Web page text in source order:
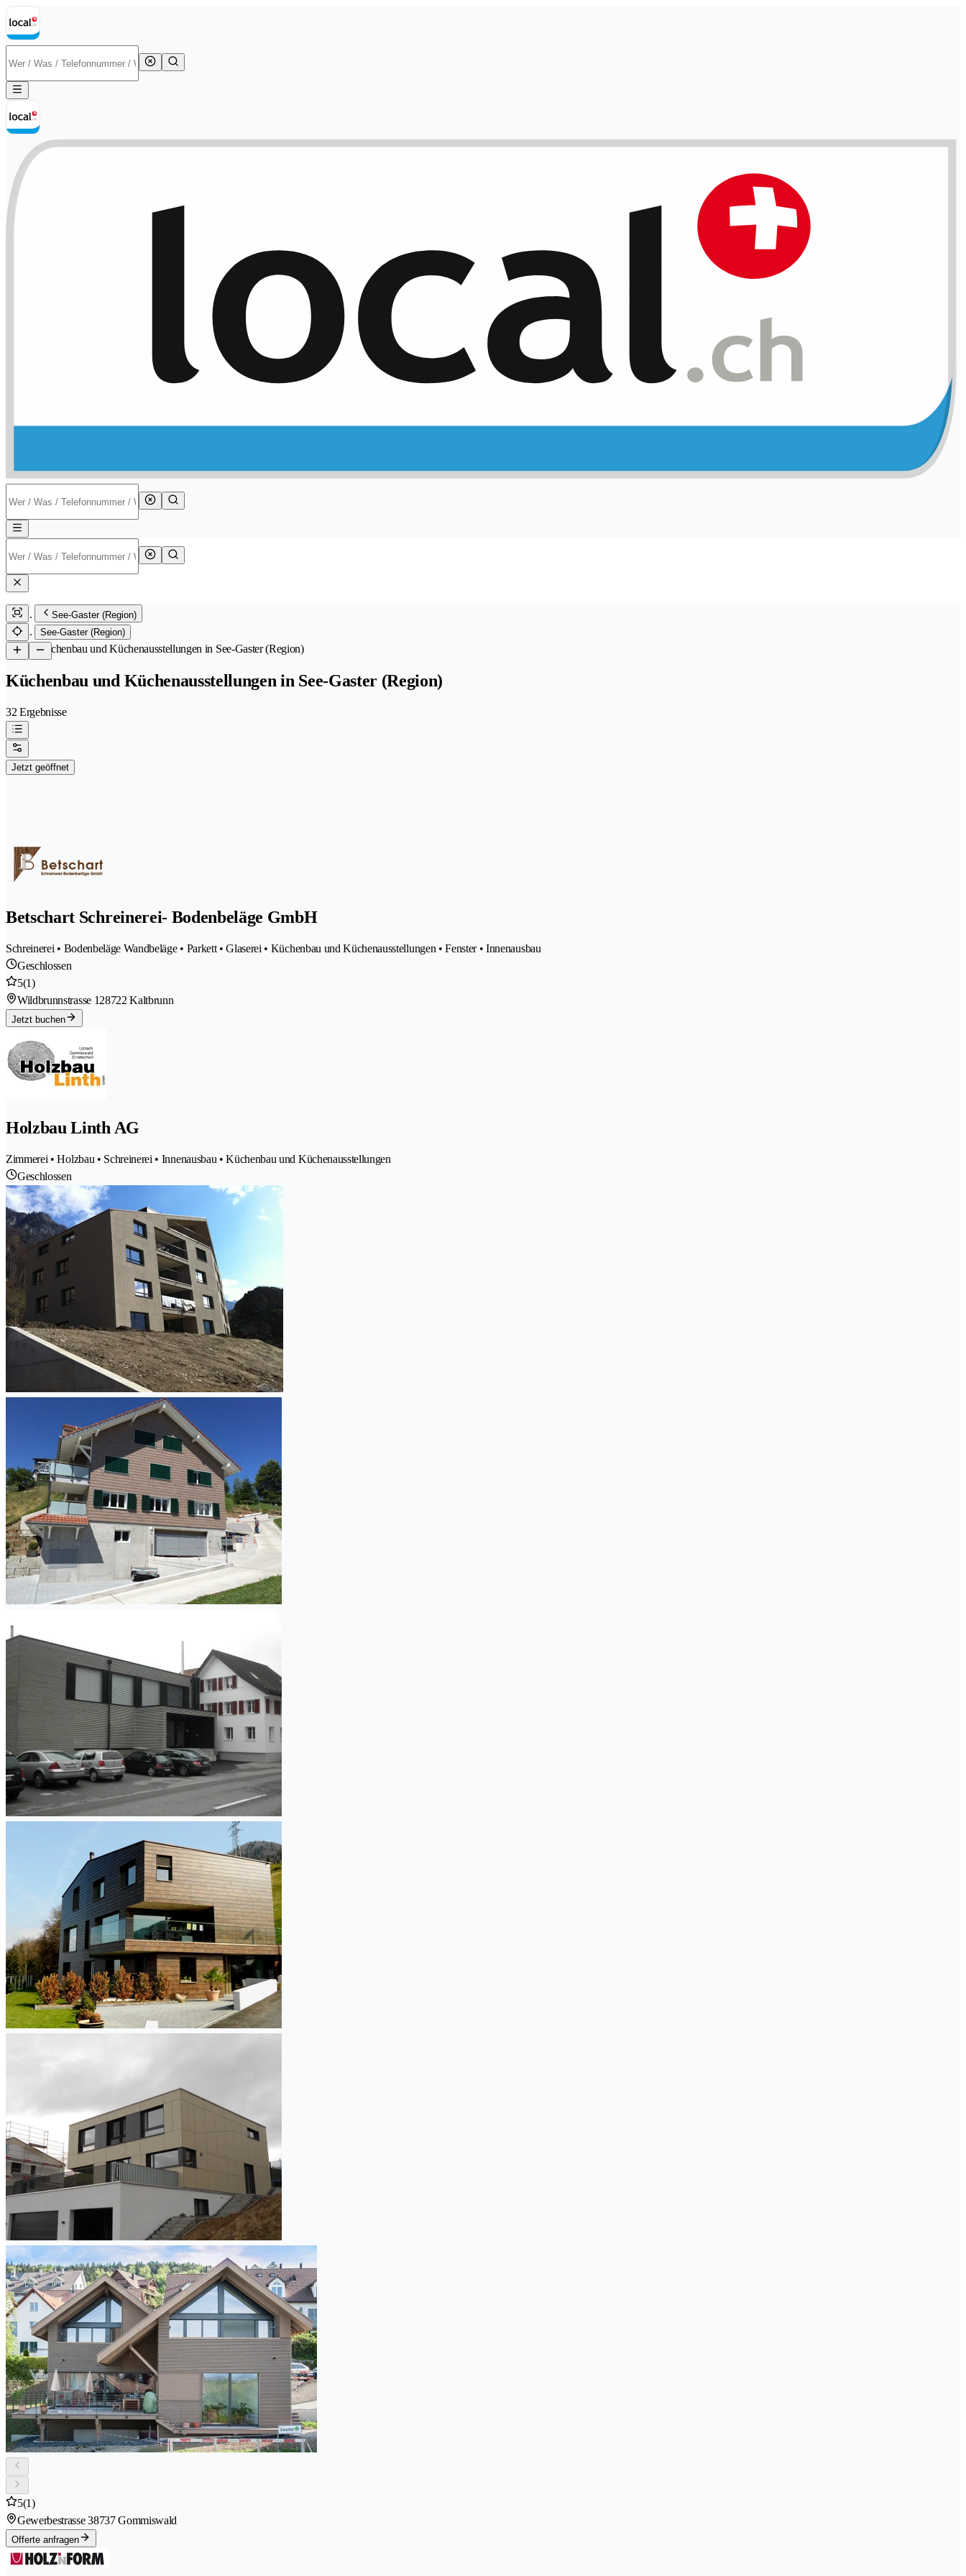
See-Gaster (Region)
See-Gaster (Region)
/Küchenbau und Küchenausstellungen in See-Gaster (Region)
Küchenbau und Küchenausstellungen in See-Gaster (Region)
32 Ergebnisse
Jetzt geöffnet
Betschart Schreinerei- Bodenbeläge GmbH
Schreinerei • Bodenbeläge Wandbeläge • Parkett • Glaserei • Küchenbau und Küchenausstellungen • Fenster • Innenausbau
Geschlossen
5(1)
Wildbrunnstrasse 128722 Kaltbrunn
Jetzt buchen
Holzbau Linth AG
Zimmerei • Holzbau • Schreinerei • Innenausbau • Küchenbau und Küchenausstellungen
Geschlossen
5(1)
Gewerbestrasse 38737 Gommiswald
Offerte anfragen